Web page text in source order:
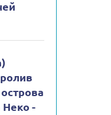
Неко -